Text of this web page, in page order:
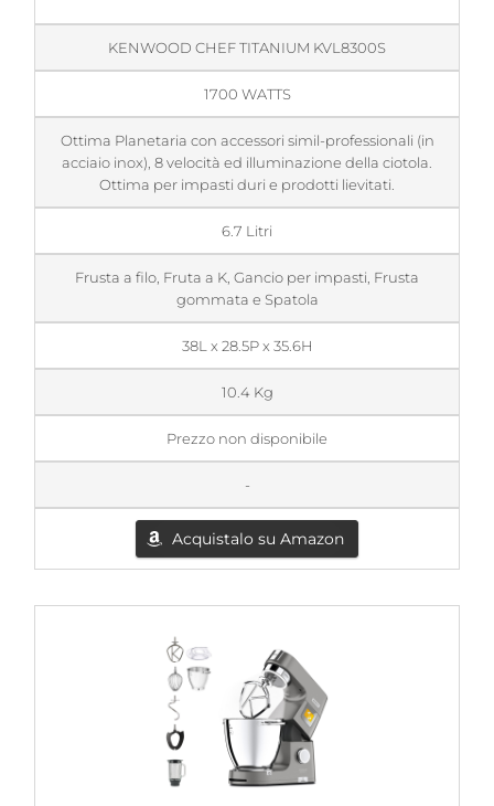
KENWOOD CHEF TITANIUM KVL8300S
1700 WATTS
Ottima Planetaria con accessori simil-professionali (in
acciaio inox), 8 velocità ed illuminazione della ciotola.
Ottima per impasti duri e prodotti lievitati.
6.7 Litri
Frusta a filo, Fruta a K, Gancio per impasti, Frusta
gommata e Spatola
38L x 28.5P x 35.6H
10.4 Kg
Prezzo non disponibile
-
Acquistalo su Amazon